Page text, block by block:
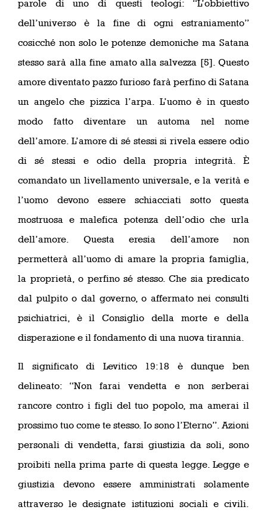
parole di uno di questi teologi: “L’obbiettivo
dell’universo è la fine di ogni estraniamento”
cosicché non solo le potenze demoniche ma Satana
stesso sarà alla fine amato alla salvezza [5]. Questo
amore diventato pazzo furioso farà perfino di Satana
un angelo che pizzica l’arpa. L’uomo è in questo
modo fatto diventare un automa nel nome
dell’amore. L’amore di sé stessi si rivela essere odio
di sé stessi e odio della propria integrità. È
comandato un livellamento universale, e la verità e
l’uomo devono essere schiacciati sotto questa
mostruosa e malefica potenza dell’odio che urla
dell’amore. Questa eresia dell’amore non
permetterà all’uomo di amare la propria famiglia,
la proprietà, o perfino sé stesso. Che sia predicato
dal pulpito o dal governo, o affermato nei consulti
psichiatrici, è il Consiglio della morte e della
disperazione e il fondamento di una nuova tirannia.
Il significato di Levitico 19:18 è dunque ben
delineato: “Non farai vendetta e non serberai
rancore contro i figli del tuo popolo, ma amerai il
prossimo tuo come te stesso. Io sono l’Eterno”. Azioni
personali di vendetta, farsi giustizia da soli, sono
proibiti nella prima parte di questa legge. Legge e
giustizia devono essere amministrati solamente
attraverso le designate istituzioni sociali e civili.